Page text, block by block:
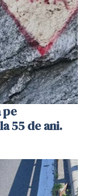
pe
55 de ani.